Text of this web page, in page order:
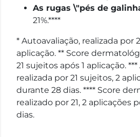
As rugas \"pés de
21%.****
* Autoavaliação, realizada por
aplicação. ** Score
21 sujeitos após 1 aplicação.
realizada por 21 sujeitos, 2
durante 28 dias. **** Score
realizado por 21, 2 aplicações
dias.